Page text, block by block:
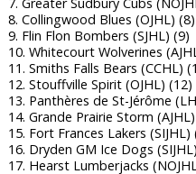
7. Greater Sudbury Cubs
8. Collingwood Blues (OJHL) (8)
9. Flin Flon Bombers (SJHL) (9)
10. Whitecourt Wolverines
11. Smiths Falls Bears (CCHL)
12. Stouffville Spirit (OJHL) (12)
13. Panthères de St-Jérôme
14. Grande Prairie Storm
15. Fort Frances Lakers (SIJHL)
16. Dryden GM Ice Dogs
17. Hearst Lumberjacks